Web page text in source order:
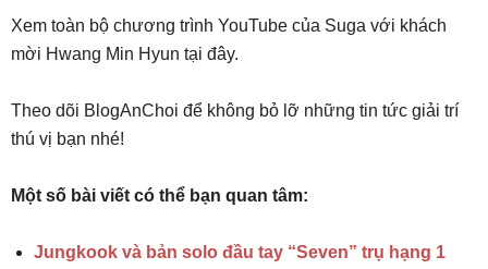
Xem toàn bộ chương trình YouTube của Suga với khách
mời Hwang Min Hyun tại đây.
Theo dõi BlogAnChoi để không bỏ lỡ những tin tức giải trí
thú vị bạn nhé!
Một số bài viết có thể bạn quan tâm:
Jungkook và bản solo đầu tay “Seven” trụ hạng 1